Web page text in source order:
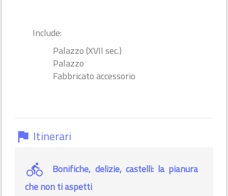
Include:
Palazzo (XVII sec.)
Palazzo
Fabbricato accessorio
flag Itinerari
Bonifiche, delizie, castelli: la pianura
che non ti aspetti